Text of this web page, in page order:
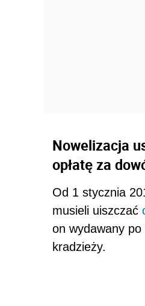
Nowelizacja
opłatę za
Od 1 stycznia
musieli uiszczać
on wydawany
kradzieży.